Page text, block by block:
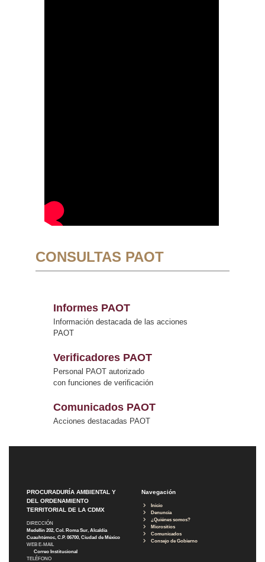
CONSULTAS PAOT
Informes PAOT
Información destacada de las acciones
PAOT
Verificadores PAOT
Personal PAOT autorizado
con funciones de verificación
Comunicados PAOT
Acciones destacadas PAOT
PROCURADURÍA AMBIENTAL Y
DEL ORDENAMIENTO
TERRITORIAL DE LA CDMX
DIRECCIÓN
Medellín 202, Col. Roma Sur, Alcaldía
Cuauhtémoc, C.P. 06700, Ciudad de México
WEB E-MAIL
Correo Institucional
TELÉFONO
Navegación
Inicio
Denuncia
¿Quiénes somos?
Micrositios
Comunicados
Consejo de Gobierno